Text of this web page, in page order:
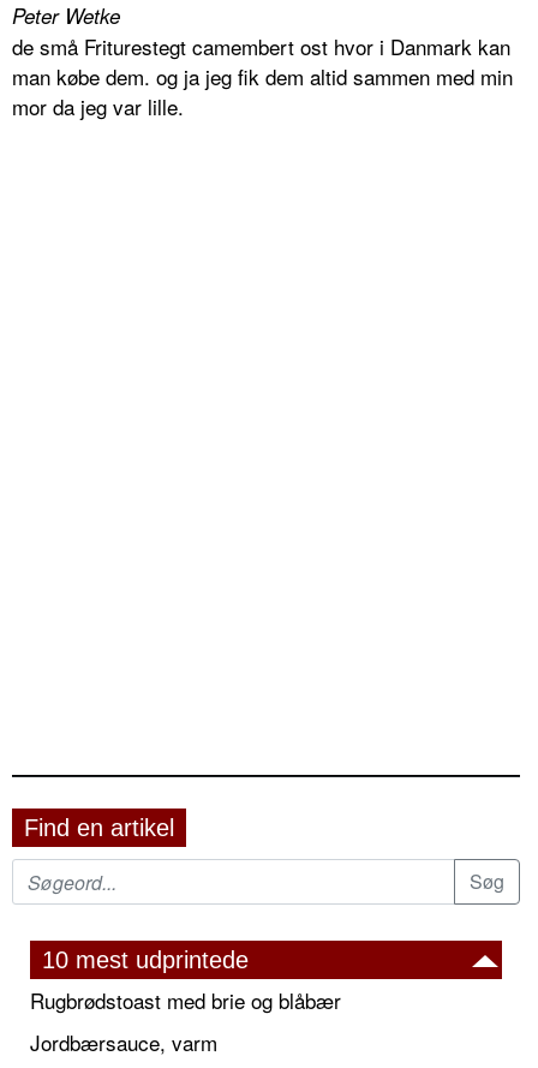
Peter Wetke
de små Friturestegt camembert ost hvor i Danmark kan
man købe dem. og ja jeg fik dem altid sammen med min
mor da jeg var lille.
Find en artikel
10 mest udprintede
Rugbrødstoast med brie og blåbær
Jordbærsauce, varm